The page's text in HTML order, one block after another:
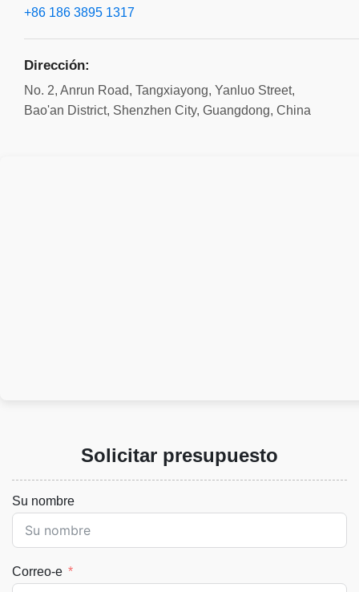
+86 186 3895 1317
Dirección:
No. 2, Anrun Road, Tangxiayong, Yanluo Street,
Bao'an District, Shenzhen City, Guangdong, China
Solicitar presupuesto
Su nombre
Correo-e